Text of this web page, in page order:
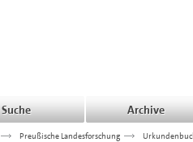
Suche Archive
>>> Preußische Landesforschung >>>